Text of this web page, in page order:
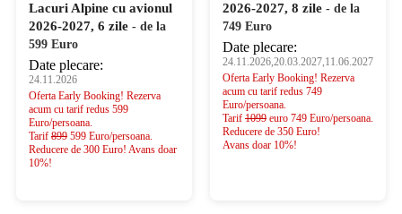
Lacuri Alpine cu avionul
2026-2027, 6 zile - de la
599 Euro
Date plecare:
24.11.2026
Oferta Early Booking! Rezerva
acum cu tarif redus 599
Euro/persoana.
Tarif 899 599 Euro/persoana.
Reducere de 300 Euro! Avans doar
10%!
2026-2027, 8 zile - de la
749 Euro
Date plecare:
24.11.2026,20.03.2027,11.06.2027
Oferta Early Booking! Rezerva
acum cu tarif redus 749
Euro/persoana.
Tarif 1099 euro 749 Euro/persoana.
Reducere de 350 Euro!
Avans doar 10%!